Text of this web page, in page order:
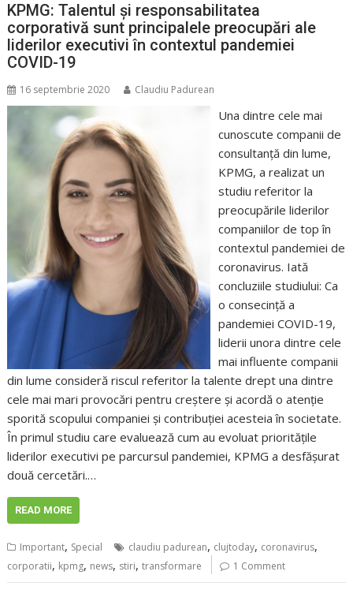
KPMG: Talentul și responsabilitatea
corporativă sunt principalele preocupări ale
liderilor executivi în contextul pandemiei
COVID-19
16 septembrie 2020 Claudiu Padurean
Una dintre cele mai
cunoscute companii de
consultanță din lume,
KPMG, a realizat un
studiu referitor la
preocupările liderilor
companiilor de top în
contextul pandemiei de
coronavirus. Iată
concluziile studiului: Ca
o consecință a
pandemiei COVID-19,
liderii unora dintre cele
mai influente companii
din lume consideră riscul referitor la talente drept una dintre
cele mai mari provocări pentru creștere și acordă o atenție
sporită scopului companiei și contribuției acesteia în societate.
În primul studiu care evaluează cum au evoluat prioritățile
liderilor executivi pe parcursul pandemiei, KPMG a desfășurat
două cercetări.…
READ MORE
Important, Special claudiu padurean, clujtoday, coronavirus,
corporatii, kpmg, news, stiri,transformare 1 Comment